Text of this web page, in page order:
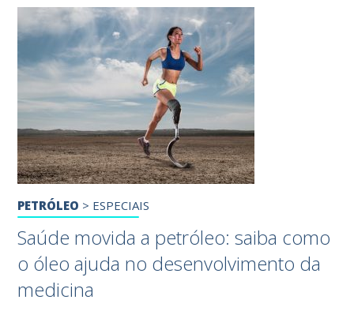
PETRÓLEO > ESPECIAIS
Saúde movida a petróleo: saiba como
o óleo ajuda no desenvolvimento da
medicina